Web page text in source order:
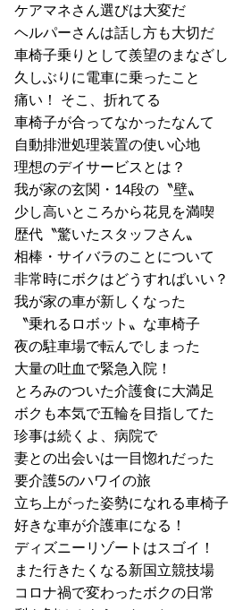
ケアマネさん選びは大変だ
ヘルパーさんは話し方も大切だ
車椅子乗りとして羨望のまなざし
久しぶりに電車に乗ったこと
痛い！ そこ、折れてる
車椅子が合ってなかったなんて
自動排泄処理装置の使い心地
理想のデイサービスとは？
我が家の玄関・14段の〝壁〟
少し高いところから花見を満喫
歴代〝驚いたスタッフさん〟
相棒・サイバラのことについて
非常時にボクはどうすればいい？
我が家の車が新しくなった
〝乗れるロボット〟な車椅子
夜の駐車場で転んでしまった
大量の吐血で緊急入院！
とろみのついた介護食に大満足
ボクも本気で五輪を目指してた
珍事は続くよ、病院で
妻との出会いは一目惚れだった
要介護5のハワイの旅
立ち上がった姿勢になれる車椅子
好きな車が介護車になる！
ディズニーリゾートはスゴイ！
また行きたくなる新国立競技場
コロナ禍で変わったボクの日常